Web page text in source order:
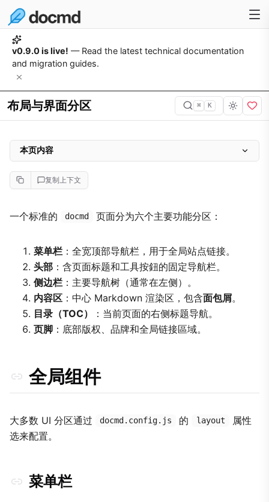
v0.9.0 is live! — Read the latest technical documentation
and migration guides.
布局与界面分区 ⌘ K
复制上下文
一个标准的 docmd 页面分为六个主要功能分区：
菜单栏 ：全宽顶部导航栏，用于全局站点链接。
头部 ：含页面标题和工具按鈕的固定导航栏。
侧边栏 ：主要导航树（通常在左侧）。
内容区 ：中心 Markdown 渲染区，包含面包屑。
目录（TOC）
：当前页面的右侧标题导航。
页脚 ：底部版权、品牌和全局链接區域。
全局组件
大多数 UI 分区通过 docmd.config.js 的 layout
属性
选来配置。
菜单栏
本页内容
全局组件
菜单栏
页面头部
侧边栏与页脚控制
侧边栏行为
页脚品牌